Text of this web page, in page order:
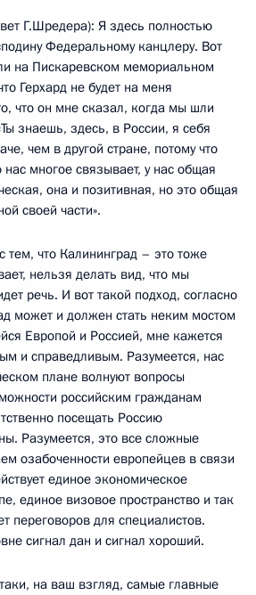
Г.Шредера): Я здесь полностью
Федеральному канцлеру. Вот
на Пискаревском мемориальном
Герхард не будет на меня
что он мне сказал, когда мы шли
знаешь, здесь, в России, я себя
чем в другой стране, потому что
многое связывает, у нас общая
она и позитивная, но это общая
своей части».
тем, что Калининград – это тоже
нельзя делать вид, что мы
речь. И вот такой подход, согласно
может и должен стать неким мостом
Европой и Россией, мне кажется
и справедливым. Разумеется, нас
плане волнуют вопросы
российским гражданам
посещать Россию
Разумеется, это все сложные
озабоченности европейцев в связи
единое экономическое
единое визовое пространство и так
переговоров для специалистов.
сигнал дан и сигнал хороший.
на ваш взгляд, самые главные